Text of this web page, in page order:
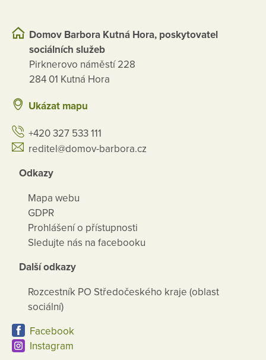
Domov Barbora Kutná Hora, poskytovatel
sociálních služeb
Pirknerovo náměstí 228
284 01 Kutná Hora
Ukázat mapu
+420 327 533 111
reditel@domov-barbora.cz
Odkazy
Mapa webu
GDPR
Prohlášení o přístupnosti
Sledujte nás na facebooku
Další odkazy
Rozcestník PO Středočeského kraje (oblast
sociální)
Facebook
Instagram